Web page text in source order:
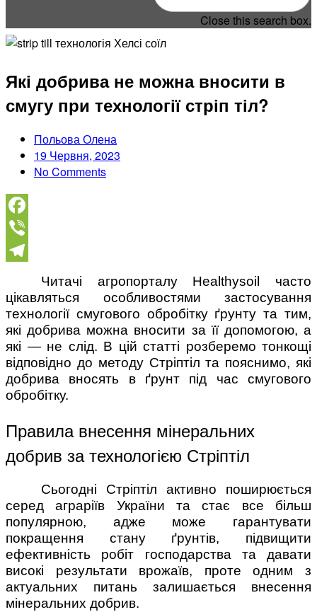
Close this search box.
Які добрива не можна вносити в
смугу при технології стріп тіл?
Польова Олена
19 Червня, 2023
No Comments
Facebook
Viber
Telegram
Читачі агропорталу Healthysoil часто
цікавляться особливостями застосування
технології смугового обробітку ґрунту та тим,
які добрива можна вносити за її допомогою, а
які — не слід. В цій статті розберемо тонкощі
відповідно до методу Стріптіл та пояснимо, які
добрива вносять в ґрунт під час смугового
обробітку.
Правила внесення мінеральних
добрив за технологією Стріптіл
Сьогодні Стріптіл активно поширюється
серед аграріїв України та стає все більш
популярною, адже може гарантувати
покращення стану ґрунтів, підвищити
ефективність робіт господарства та давати
високі результати врожаїв, проте одним з
актуальних питань залишається внесення
мінеральних добрив.